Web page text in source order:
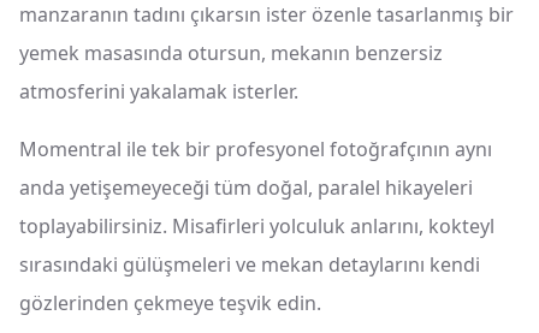
manzaranın tadını çıkarsın ister özenle tasarlanmış bir
yemek masasında otursun, mekanın benzersiz
atmosferini yakalamak isterler.
Momentral ile tek bir profesyonel fotoğrafçının aynı
anda yetişemeyeceği tüm doğal, paralel hikayeleri
toplayabilirsiniz. Misafirleri yolculuk anlarını, kokteyl
sırasındaki gülüşmeleri ve mekan detaylarını kendi
gözlerinden çekmeye teşvik edin.